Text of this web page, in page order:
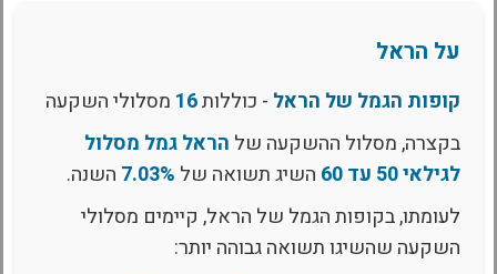
על הראל
קופות הגמל של הראל - כוללות16 מסלולי השקעה
בקצרה, מסלול ההשקעה של הראל גמל מסלול
לגילאי 50 עד 60
השיג תשואה של 7.03% השנה.
לעומתו, בקופות הגמל של הראל, קיימים מסלולי
השקעה שהשיגו תשואה גבוהה יותר: